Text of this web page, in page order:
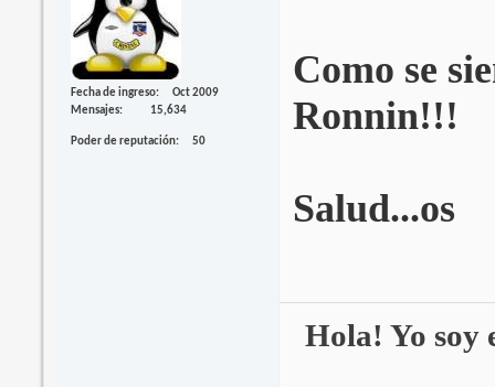
Fecha de ingreso
Oct 2009
Mensajes
15,634
Poder de reputación 50
Como se
Ronnin!!!
Salud...os
Hola! Yo soy